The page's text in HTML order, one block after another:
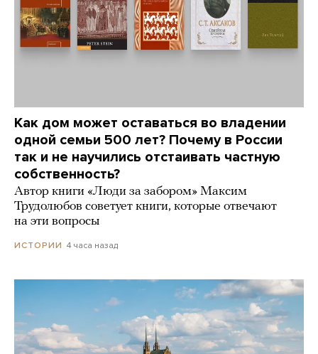
Как дом может оставаться во владении
одной семьи 500 лет? Почему в России
так и не научились отстаивать частную
собственность?
Автор книги «Люди за забором» Максим
Трудолюбов советует книги, которые отвечают
на эти вопросы
ИСТОРИИ 4 часа назад